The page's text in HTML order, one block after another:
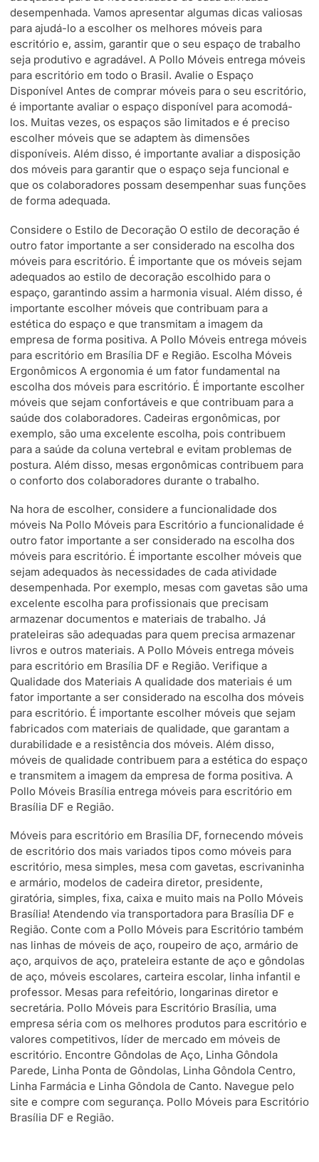
desempenhada. Vamos apresentar algumas dicas valiosas
para ajudá-lo a escolher os melhores móveis para
escritório e, assim, garantir que o seu espaço de trabalho
seja produtivo e agradável. A Pollo Móveis entrega móveis
para escritório em todo o Brasil. Avalie o Espaço
Disponível Antes de comprar móveis para o seu escritório,
é importante avaliar o espaço disponível para acomodá-
los. Muitas vezes, os espaços são limitados e é preciso
escolher móveis que se adaptem às dimensões
disponíveis. Além disso, é importante avaliar a disposição
dos móveis para garantir que o espaço seja funcional e
que os colaboradores possam desempenhar suas funções
de forma adequada.
Considere o Estilo de Decoração O estilo de decoração é
outro fator importante a ser considerado na escolha dos
móveis para escritório. É importante que os móveis sejam
adequados ao estilo de decoração escolhido para o
espaço, garantindo assim a harmonia visual. Além disso, é
importante escolher móveis que contribuam para a
estética do espaço e que transmitam a imagem da
empresa de forma positiva. A Pollo Móveis entrega móveis
para escritório em Brasília DF e Região. Escolha Móveis
Ergonômicos A ergonomia é um fator fundamental na
escolha dos móveis para escritório. É importante escolher
móveis que sejam confortáveis e que contribuam para a
saúde dos colaboradores. Cadeiras ergonômicas, por
exemplo, são uma excelente escolha, pois contribuem
para a saúde da coluna vertebral e evitam problemas de
postura. Além disso, mesas ergonômicas contribuem para
o conforto dos colaboradores durante o trabalho.
Na hora de escolher, considere a funcionalidade dos
móveis Na Pollo Móveis para Escritório a funcionalidade é
outro fator importante a ser considerado na escolha dos
móveis para escritório. É importante escolher móveis que
sejam adequados às necessidades de cada atividade
desempenhada. Por exemplo, mesas com gavetas são uma
excelente escolha para profissionais que precisam
armazenar documentos e materiais de trabalho. Já
prateleiras são adequadas para quem precisa armazenar
livros e outros materiais. A Pollo Móveis entrega móveis
para escritório em Brasília DF e Região. Verifique a
Qualidade dos Materiais A qualidade dos materiais é um
fator importante a ser considerado na escolha dos móveis
para escritório. É importante escolher móveis que sejam
fabricados com materiais de qualidade, que garantam a
durabilidade e a resistência dos móveis. Além disso,
móveis de qualidade contribuem para a estética do espaço
e transmitem a imagem da empresa de forma positiva. A
Pollo Móveis Brasília entrega móveis para escritório em
Brasília DF e Região.
Móveis para escritório em Brasília DF, fornecendo móveis
de escritório dos mais variados tipos como móveis para
escritório, mesa simples, mesa com gavetas, escrivaninha
e armário, modelos de cadeira diretor, presidente,
giratória, simples, fixa, caixa e muito mais na Pollo Móveis
Brasília! Atendendo via transportadora para Brasília DF e
Região. Conte com a Pollo Móveis para Escritório também
nas linhas de móveis de aço, roupeiro de aço, armário de
aço, arquivos de aço, prateleira estante de aço e gôndolas
de aço, móveis escolares, carteira escolar, linha infantil e
professor. Mesas para refeitório, longarinas diretor e
secretária. Pollo Móveis para Escritório Brasília, uma
empresa séria com os melhores produtos para escritório e
valores competitivos, líder de mercado em móveis de
escritório. Encontre Gôndolas de Aço, Linha Gôndola
Parede, Linha Ponta de Gôndolas, Linha Gôndola Centro,
Linha Farmácia e Linha Gôndola de Canto. Navegue pelo
site e compre com segurança. Pollo Móveis para Escritório
Brasília DF e Região.